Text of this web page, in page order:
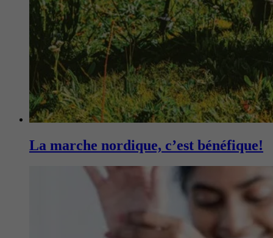
La marche nordique, c’est bénéfique!